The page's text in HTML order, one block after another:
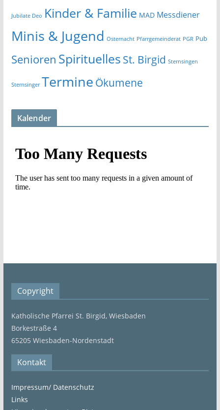
Jubilate Deo Kinder & Familie MAD Messdiener
Minis & Jugend Osternacht Pfarrgemeinderat PGR Pub
Senioren Spirituelles St. Birgid Sternsingen
Sternsinger Termine Ökumene
Kalender
Copyright
Katholische Pfarrei St. Birgid, Wiesbaden
Borkestraße 4
65205 Wiesbaden-Nordenstadt
Kontakt
Impressum/ Datenschutz
Links